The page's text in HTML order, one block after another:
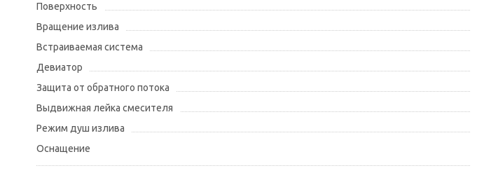
Поверхность
Вращение излива
Встраиваемая система
Девиатор
Защита от обратного потока
Выдвижная лейка смесителя
Режим душ излива
Оснащение